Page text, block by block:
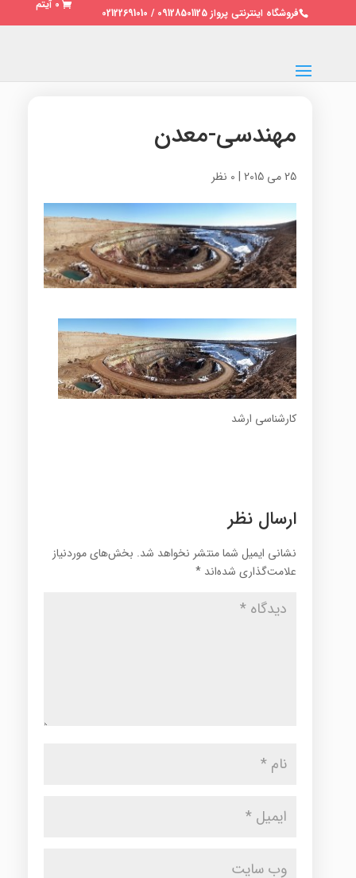
فروشگاه اینترنتی پرواز 09128501125 / 02122691010
0 آیتم
مهندسی-معدن
25 می 2015 | 0 نظر
کارشناسی ارشد
ارسال نظر
نشانی ایمیل شما منتشر نخواهد شد. بخش‌های موردنیاز
علامت‌گذاری شده‌اند *